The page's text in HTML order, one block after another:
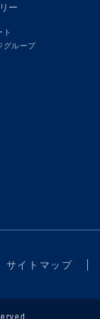
ー
ト
グループ
サイトマップ